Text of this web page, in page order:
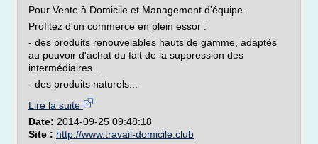
Pour Vente à Domicile et Management d'équipe.
Profitez d'un commerce en plein essor :
- des produits renouvelables hauts de gamme, adaptés
au pouvoir d'achat du fait de la suppression des
intermédiaires..
- des produits naturels...
Lire la suite
Date: 2014-09-25 09:48:18
Site : http://www.travail-domicile.club